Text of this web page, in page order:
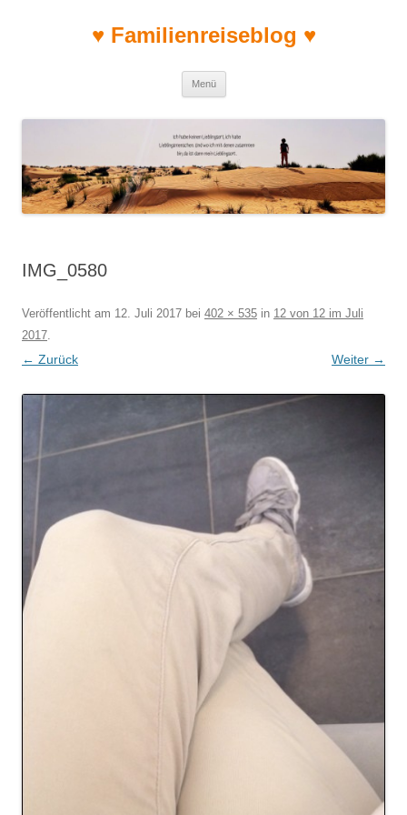
♥ Familienreiseblog ♥
Menü
IMG_0580
Veröffentlicht am 12. Juli 2017 bei 402 × 535 in 12 von 12 im Juli
2017.
← Zurück Weiter →